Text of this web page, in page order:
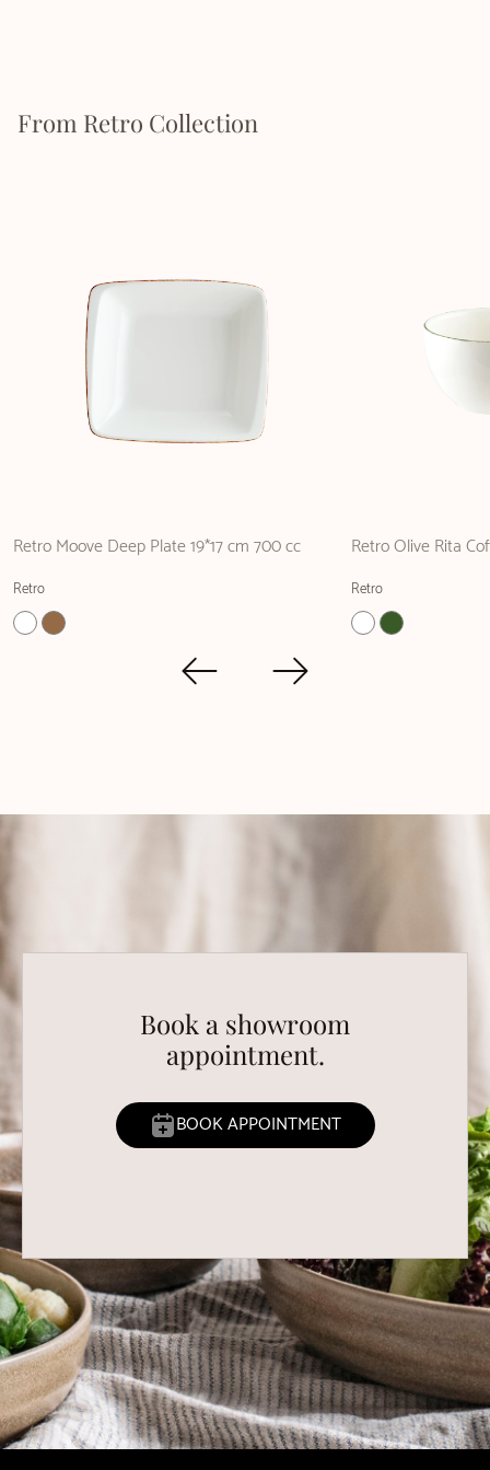
From Retro Collection
Retro Moove Deep Plate 19*17 cm 700 cc
Retro
Retro Olive Rita
Retro
Book a showroom
appointment.
BOOK APPOINTMENT